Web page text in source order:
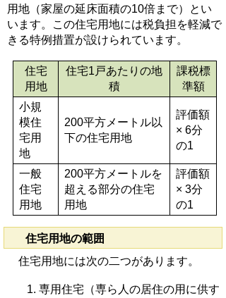
用地（家屋の延床面積の10倍まで）とい
います。この住宅用地には税負担を軽減で
きる特例措置が設けられています。
住宅
用地
住宅1戸あたりの地
積
課税標
準額
小規
模住
宅用
地
200平方メートル以
下の住宅用地
評価額
× 6分
の1
一般
住宅
用地
200平方メートルを
超える部分の住宅
用地
評価額
× 3分
の1
住宅用地の範囲
住宅用地には次の二つがあります。
専用住宅（専ら人の居住の用に供す